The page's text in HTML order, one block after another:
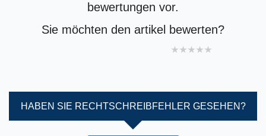
bewertungen vor.
Sie möchten den artikel bewerten?
4 stars
3 stars
2 stars
1 star
HABEN SIE RECHTSCHREIBFEHLER GESEHEN?